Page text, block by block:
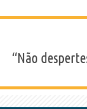
“Não